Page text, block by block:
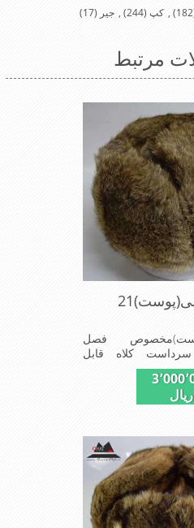
, کپ (244)
, جیر (17)
مرتبط
فصل
کلاه قابل
استفاده درسایزهای 58-59می باشد(فری
ازپوست طبیی(خَز)
آن ازجنس ساتن
سردزمستانی
روگرم نگاه می
ریال